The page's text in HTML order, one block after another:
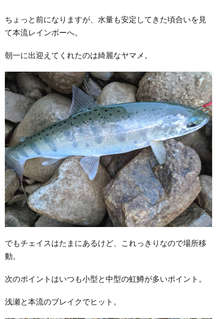
ちょっと前になりますが、水量も安定してきた頃合いを見
て本流レインボーへ。
朝一に出迎えてくれたのは綺麗なヤマメ。
でもチェイスはたまにあるけど、これっきりなので場所移
動。
次のポイントはいつも小型と中型の虹鱒が多いポイント。
浅瀬と本流のブレイクでヒット。